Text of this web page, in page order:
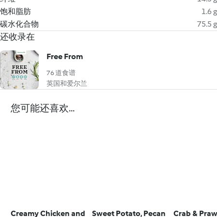
饱和脂肪
1.6 g
碳水化合物
75.5 g
还收录在
Free From
76 道食谱
英国和爱尔兰
您可能还喜欢...
Creamy Chicken and Sweet Potato, Pecan Crab &